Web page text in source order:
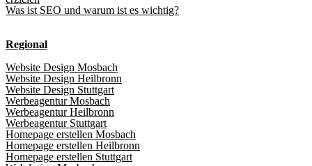
Was ist SEO und warum ist es wichtig?
Regional
Website Design Mosbach
Website Design Heilbronn
Website Design Stuttgart
Werbeagentur Mosbach
Werbeagentur Heilbronn
Werbeagentur Stuttgart
Homepage erstellen Mosbach
Homepage erstellen Heilbronn
Homepage erstellen Stuttgart